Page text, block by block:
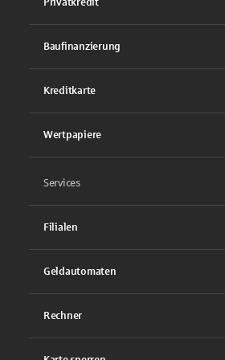
Baufinanzierung
Kreditkarte
Wertpapiere
Services
Filialen
Geldautomaten
Rechner